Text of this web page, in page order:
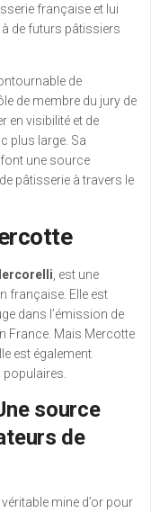
française et lui
de futurs pâtissiers
de
de membre du jury de
en visibilité et de
plus large. Sa
une source
pâtisserie à travers le
, est une
française. Elle est
dans l’émission de
France. Mais Mercotte
est également
populaires.
source
de
mine d’or pour